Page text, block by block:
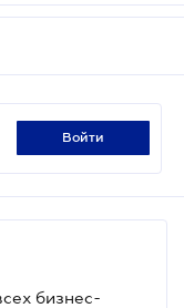
войти
бизнес-